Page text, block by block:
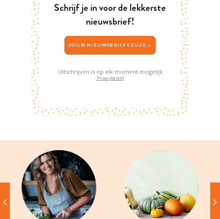
Schrijf je in voor de lekkerste
nieuwsbrief!
JOUW NIEUWSBRIEFKEUZE >
Uitschrijven is op elk moment mogelijk
Privacybeleid